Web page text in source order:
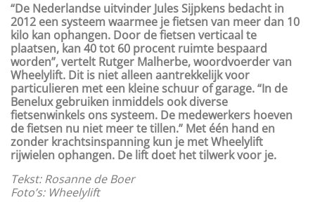
“De Nederlandse uitvinder Jules Sijpkens bedacht in
2012 een systeem waarmee je fietsen van meer dan 10
kilo kan ophangen. Door de fietsen verticaal te
plaatsen, kan 40 tot 60 procent ruimte bespaard
worden”, vertelt Rutger Malherbe, woordvoerder van
Wheelylift. Dit is niet alleen aantrekkelijk voor
particulieren met een kleine schuur of garage. “In de
Benelux gebruiken inmiddels ook diverse
fietsenwinkels ons systeem. De medewerkers hoeven
de fietsen nu niet meer te tillen.” Met één hand en
zonder krachtsinspanning kun je met Wheelylift
rijwielen ophangen. De lift doet het tilwerk voor je.
Tekst: Rosanne de Boer
Foto’s: Wheelylift